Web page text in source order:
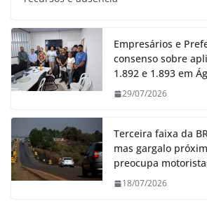
Empresários e
consenso sobre
1.892 e 1.893 em
29/07/2026
Terceira faixa da
mas gargalo
preocupa
18/07/2026